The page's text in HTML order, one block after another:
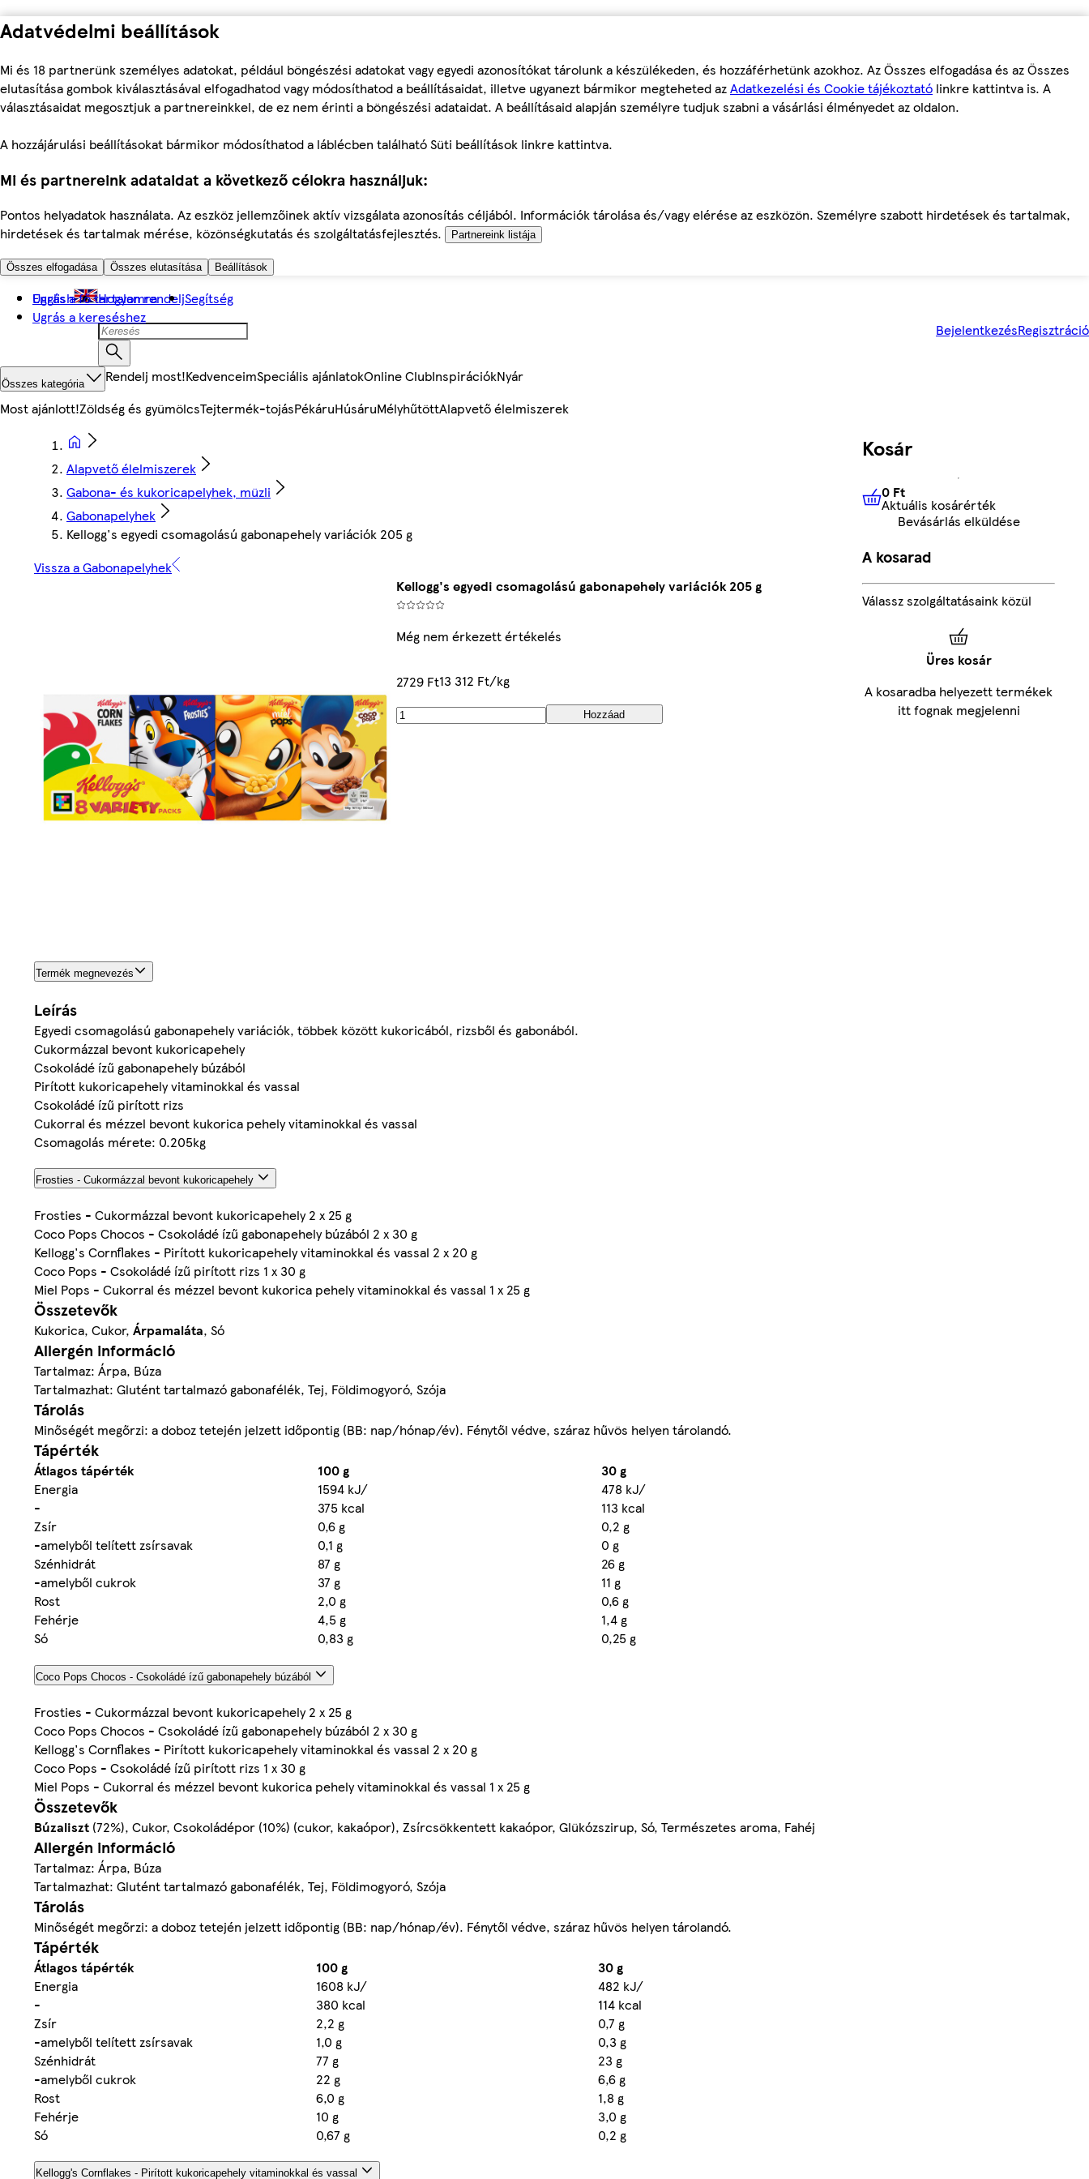
Adatvédelmi beállítások
Mi és 18 partnerünk személyes adatokat, például böngészési adatokat vagy egyedi azonosítókat tárolunk a készülékeden, és hozzáférhetünk azokhoz. Az Összes elfogadása és az Összes
elutasítása gombok kiválasztásával elfogadhatod vagy módosíthatod a beállításaidat, illetve ugyanezt bármikor megteheted azAdatkezelési és Cookie tájékoztató linkre kattintva is. A
választásaidat megosztjuk a partnereinkkel, de ez nem érinti a böngészési adataidat. A beállításaid alapján személyre tudjuk szabni a vásárlási élményedet az oldalon.
A hozzájárulási beállításokat bármikor módosíthatod a láblécben található Süti beállítások linkre kattintva.
Mi és partnereink adataidat a következő célokra használjuk:
Pontos helyadatok használata. Az eszköz jellemzőinek aktív vizsgálata azonosítás céljából. Információk tárolása és/vagy elérése az eszközön. Személyre szabott hirdetések és tartalmak,
hirdetések és tartalmak mérése, közönségkutatás és szolgáltatásfejlesztés.
Partnereink listája
Összes elfogadása Összes elutasítása Beállítások
Ugrás a fő tartalomra
Ugrás a kereséshez
English Hogyan rendeljSegítség
BejelentkezésRegisztráció
Összes kategória Rendelj most!KedvenceimSpeciális ajánlatokOnline ClubInspirációkNyár
Most ajánlott!Zöldség és gyümölcsTejtermék-tojásPékáruHúsáruMélyhűtöttAlapvető élelmiszerek
Alapvető élelmiszerek
Gabona- és kukoricapelyhek, müzli
Gabonapelyhek
Kellogg's egyedi csomagolású gabonapehely variációk 205 g
Vissza a Gabonapelyhek
Kellogg's egyedi csomagolású gabonapehely variációk 205 g
Még nem érkezett értékelés
2729 Ft13 312 Ft/kg
Hozzáad
Termék megnevezés
Leírás
Egyedi csomagolású gabonapehely variációk, többek között kukoricából, rizsből és gabonából.
Cukormázzal bevont kukoricapehely
Csokoládé ízű gabonapehely búzából
Pirított kukoricapehely vitaminokkal és vassal
Csokoládé ízű pirított rizs
Cukorral és mézzel bevont kukorica pehely vitaminokkal és vassal
Csomagolás mérete: 0.205kg
Frosties - Cukormázzal bevont kukoricapehely
Frosties - Cukormázzal bevont kukoricapehely 2 x 25 g
Coco Pops Chocos - Csokoládé ízű gabonapehely búzából 2 x 30 g
Kellogg's Cornflakes - Pirított kukoricapehely vitaminokkal és vassal 2 x 20 g
Coco Pops - Csokoládé ízű pirított rizs 1 x 30 g
Miel Pops - Cukorral és mézzel bevont kukorica pehely vitaminokkal és vassal 1 x 25 g
Összetevők
Kukorica, Cukor, Árpamaláta, Só
Allergén információ
Tartalmaz: Árpa, Búza
Tartalmazhat: Glutént tartalmazó gabonafélék, Tej, Földimogyoró, Szója
Tárolás
Minőségét megőrzi: a doboz tetején jelzett időpontig (BB: nap/hónap/év). Fénytől védve, száraz hűvös helyen tárolandó.
Tápérték
Átlagos tápérték 100 g
30 g
Energia
1594 kJ/
478 kJ/
-
375 kcal
113 kcal
Zsír
0,6 g
0,2 g
-amelyből telített zsírsavak
0,1 g
0 g
Szénhidrát
87 g
26 g
-amelyből cukrok
37 g
11 g
Rost
2,0 g
0,6 g
Fehérje
4,5 g
1,4 g
Só
0,83 g 0,25 g
Coco Pops Chocos - Csokoládé ízű gabonapehely búzából
Frosties - Cukormázzal bevont kukoricapehely 2 x 25 g
Coco Pops Chocos - Csokoládé ízű gabonapehely búzából 2 x 30 g
Kellogg's Cornflakes - Pirított kukoricapehely vitaminokkal és vassal 2 x 20 g
Coco Pops - Csokoládé ízű pirított rizs 1 x 30 g
Miel Pops - Cukorral és mézzel bevont kukorica pehely vitaminokkal és vassal 1 x 25 g
Összetevők
Búzaliszt (72%), Cukor, Csokoládépor (10%) (cukor, kakaópor), Zsírcsökkentett kakaópor, Glükózszirup, Só, Természetes aroma, Fahéj
Allergén információ
Tartalmaz: Árpa, Búza
Tartalmazhat: Glutént tartalmazó gabonafélék, Tej, Földimogyoró, Szója
Tárolás
Minőségét megőrzi: a doboz tetején jelzett időpontig (BB: nap/hónap/év). Fénytől védve, száraz hűvös helyen tárolandó.
Tápérték
Átlagos tápérték 100 g
30 g
Energia
1608 kJ/
482 kJ/
-
380 kcal
114 kcal
Zsír
2,2 g
0,7 g
-amelyből telített zsírsavak
1,0 g
0,3 g
Szénhidrát
77 g
23 g
-amelyből cukrok
22 g
6,6 g
Rost
6,0 g
1,8 g
Fehérje
10 g
3,0 g
Só
0,67 g 0,2 g
Kellogg's Cornflakes - Pirított kukoricapehely vitaminokkal és vassal
Kosár
0 FtAktuális kosárérték
0 Ft
Aktuális kosárérték
Bevásárlás elküldése
A kosarad
Válassz szolgáltatásaink közül
Üres kosár
A kosaradba helyezett termékek
itt fognak megjelenni